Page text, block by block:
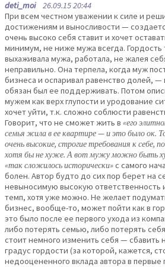
deti_moi26.09.15 20:44
При всем честном уважении к силе и
достижениям и выносливости —
очень высоко себя ставит и хочет
минимум, не ниже мужа всегда. Гордость
выхаживала мужа, работала, не жалея
неправильно. Она терпела, когда муж
бизнеса и оспаривал равенство долей,
обязан был ее поддерживать. Потом
мужем как верх глупости и уродование
хочет уйти, т.к. сложно соблюсти
Говорит, что не сможет жить в «его
семья жила в ее квартире — и это было ок.
очень высокие, строгие требования к себе,
хотя бы не хуже. А вот мужу можно быть
«так сложилось исторически»с самого
болен. Автор будто до сих пор берет на
невыносимую высокую ответственность
темп, хотя уже можно. Не желает
бизнес, вообще-то, может пойти как в
это было после ее первого ухода из
либо потерять семью, либо потерять
стоит немного изменить себя — сбавить
градус гордости (за которой, кажется,
недооцененного вклада автора в первые